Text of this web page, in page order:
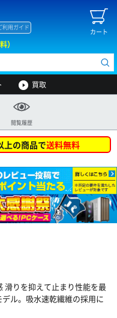
カート
利用ガイド
）
買取
閲覧履歴
上の商品で送料無料
滑りを抑えて止まり性能を最
ル。吸水速乾繊維の採用に